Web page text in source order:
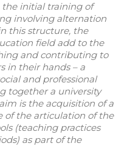
the initial training of
involving alternation
this structure, the
field add to the
and contributing to
in their hands – a
and professional
together a university
is the acquisition of a
of the articulation of the
(teaching practices
as part of the